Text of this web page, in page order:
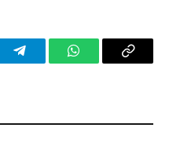
TelegramWhatsAppCopy